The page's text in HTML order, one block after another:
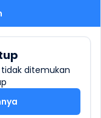
ditemukan